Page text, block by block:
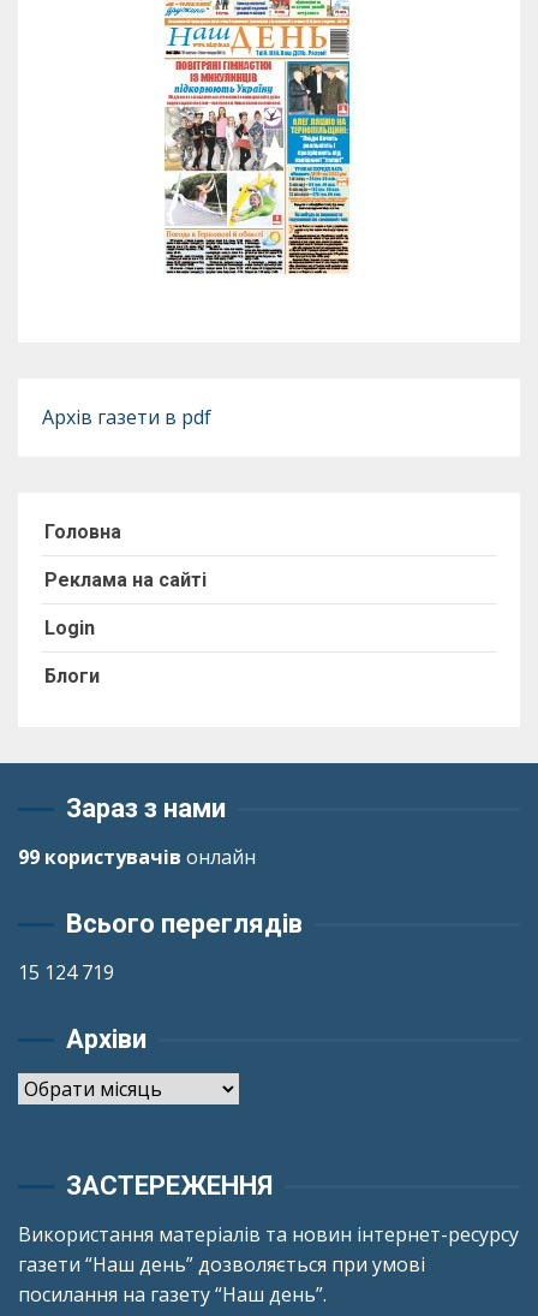
Архів газети в pdf
Головна
Реклама на сайті
Login
Блоги
Зараз з нами
99 користувачів онлайн
Всього переглядів
15 124 719
Архіви
Архіви
ЗАСТЕРЕЖЕННЯ
Використання матеріалів та новин інтернет-ресурсу
газети “Наш день” дозволяється при умові
посилання на газету “Наш день”.